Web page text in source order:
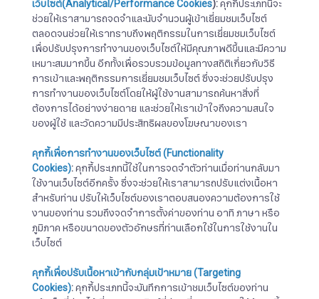
เว็บไซต์(Analytical/Performance Cookies):คุกกี้ประเภทนี้จะ
ช่วยให้เราสามารถจดจำและนับจำนวนผู้เข้าเยี่ยมชมเว็บไซต์
ตลอดจนช่วยให้เราทราบถึงพฤติกรรมในการเยี่ยมชมเว็บไซต์
เพื่อปรับปรุงการทำงานของเว็บไซต์ให้มีคุณภาพดีขึ้นและมีความ
เหมาะสมมากขึ้น อีกทั้งเพื่อรวบรวมข้อมูลทางสถิติเกี่ยวกับวิธี
การเข้าและพฤติกรรมการเยี่ยมชมเว็บไซต์ ซึ่งจะช่วยปรับปรุง
การทำงานของเว็บไซต์โดยให้ผู้ใช้งานสามารถค้นหาสิ่งที่
ต้องการได้อย่างง่ายดาย และช่วยให้เราเข้าใจถึงความสนใจ
ของผู้ใช้ และวัดความมีประสิทธิผลของโฆษณาของเรา
คุกกี้เพื่อการทำงานของเว็บไซต์(Functionality
Cookies):คุกกี้ประเภทนี้ใช้ในการจดจำตัวท่านเมื่อท่านกลับมา
ใช้งานเว็บไซต์อีกครั้ง ซึ่งจะช่วยให้เราสามารถปรับแต่งเนื้อหา
สำหรับท่าน ปรับให้เว็บไซต์ของเราตอบสนองความต้องการใช้
งานของท่าน รวมถึงจดจำการตั้งค่าของท่าน อาทิ ภาษา หรือ
ภูมิภาค หรือขนาดของตัวอักษรที่ท่านเลือกใช้ในการใช้งานใน
เว็บไซต์
คุกกี้เพื่อปรับเนื้อหาเข้ากับกลุ่มเป้าหมาย(Targeting
Cookies):คุกกี้ประเภทนี้จะบันทึกการเข้าชมเว็บไซต์ของท่าน